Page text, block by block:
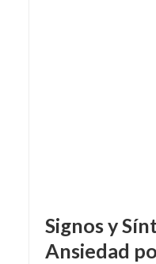
Signos y
Ansiedad